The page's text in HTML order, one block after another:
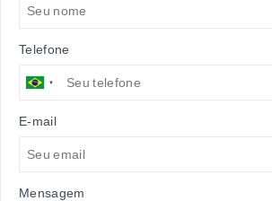
Telefone
E-mail
Mensagem